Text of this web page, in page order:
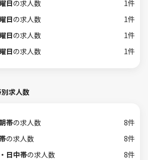
日の求人数
1件
日の求人数
1件
日の求人数
1件
日の求人数 1件
求人数
帯の求人数
8件
の求人数
8件
日中帯の求人数
8件